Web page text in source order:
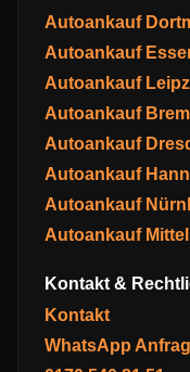
Autoankauf
Autoankauf
Autoankauf
Autoankauf
Autoankauf
Autoankauf
Autoankauf
Autoankauf
Kontakt &
Kontakt
WhatsApp